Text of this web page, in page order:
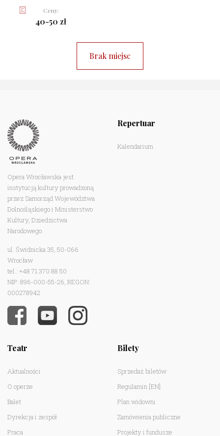
Ceny:
40-50 zł
Brak miejsc
Opera Wrocławska jest
instytucją kultury prowadzoną
przez Samorząd Województwa
Dolnośląskiego i Ministerstwo
Kultury, Dziedzictwa
Narodowego.
ul. Świdnicka 35, 50-066
Wrocław
tel.: +48 71 370 88 50
NIP: 896-000-55-26, REGON:
000278942
Repertuar
Kalendarium
Teatr
Aktualności
O operze
Balet
Dyrekcja i zespół
Praca
Bilety
Sprzedaż biletów
Regulamin [EN]
Plan widowni
Zamówienia publiczne
Projekty i fundusze